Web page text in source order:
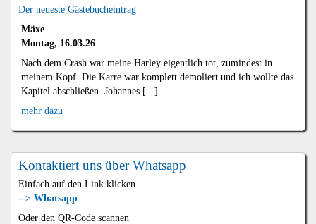
Der neueste Gästebucheintrag
Mäxe
Montag, 16.03.26
Nach dem Crash war meine Harley eigentlich tot, zumindest in
meinem Kopf. Die Karre war komplett demoliert und ich wollte das
Kapitel abschließen. Johannes [...]
mehr dazu
Kontaktiert uns über Whatsapp
Einfach auf den Link klicken
--> Whatsapp
Oder den QR-Code scannen